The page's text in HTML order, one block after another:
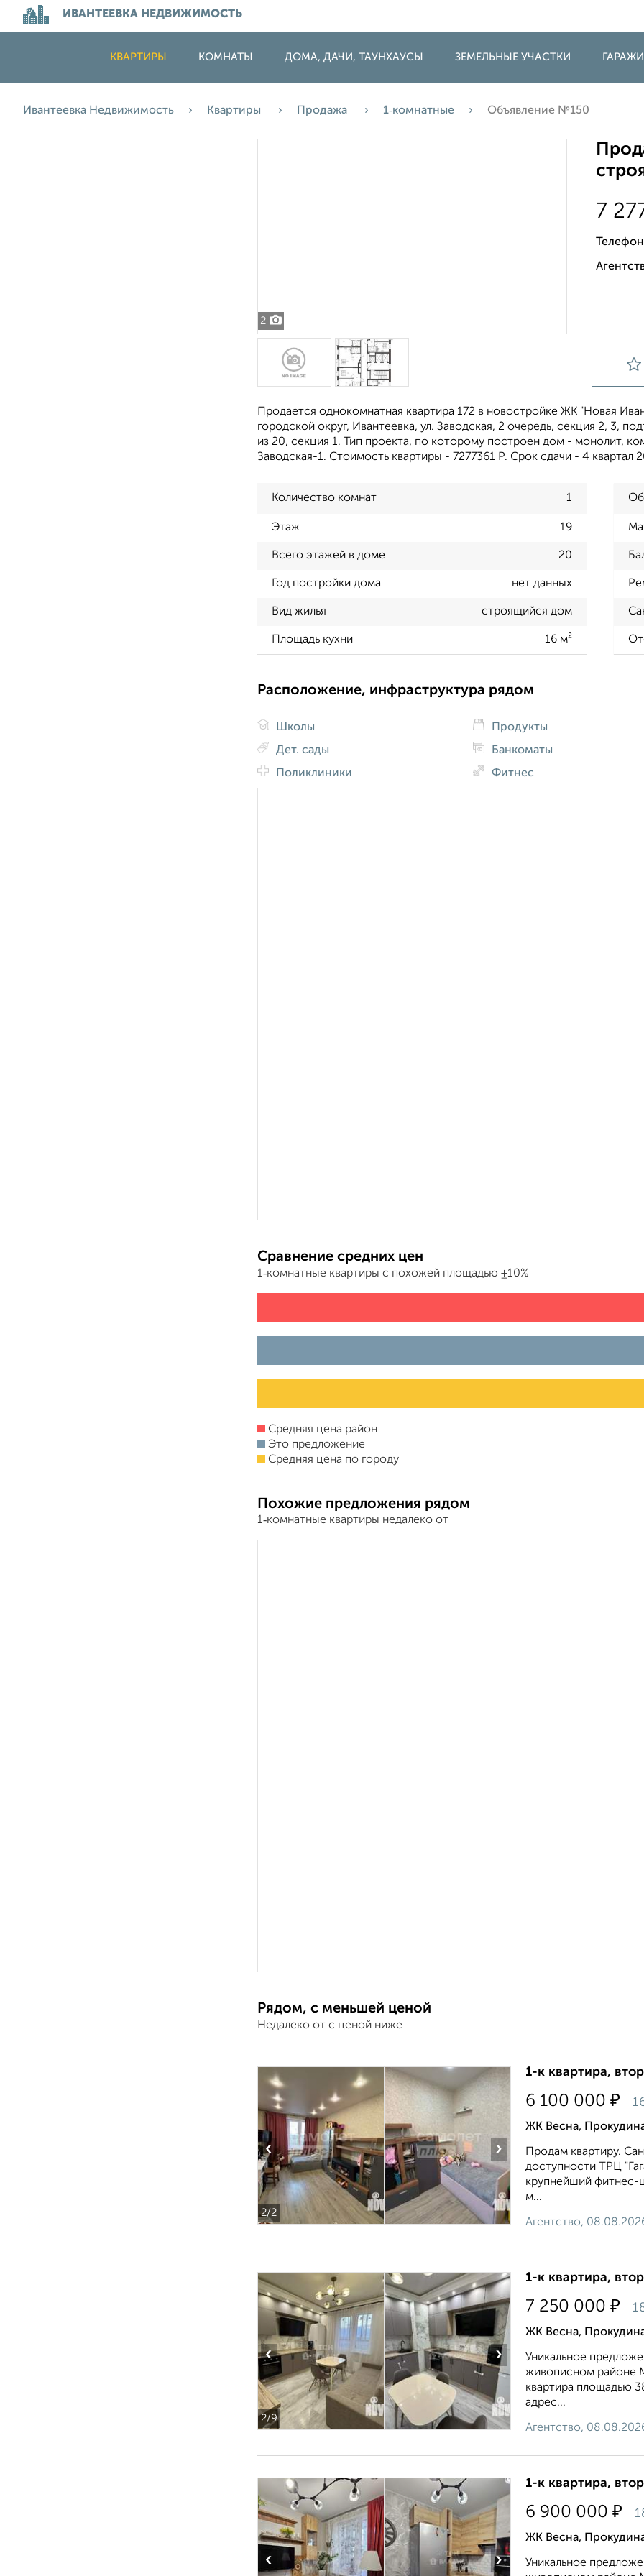
ИВАНТЕЕВКА НЕДВИЖИМОСТЬ
КВАРТИРЫ КОМНАТЫ ДОМА, ДАЧИ, ТАУНХАУСЫ ЗЕМЕЛЬНЫЕ УЧАСТКИ
Ивантеевка Недвижимость Квартиры Продажа 1‑комнатные Объявление №150
2
7
Продается однокомнатная квартира 172 в новостройке ЖК "Новая
городской округ, Ивантеевка, ул. Заводская, 2 очередь, секция 2, 3,
из 20, секция 1. Тип проекта, по которому построен дом - монолит,
Заводская-1. Стоимость квартиры - 7277361 Р. Срок сдачи - 4
Количество комнат 1
Этаж 19
Всего этажей в доме 20
Год постройки дома нет данных
Вид жилья строящийся дом
Площадь кухни 16 м²
Расположение, инфраструктура рядом
Школы
Дет. сады
Поликлиники
Продукты
Банкоматы
Фитнес
Сравнение средних цен
1‑комнатные квартиры с похожей площадью ±10%
Средняя цена район
Это предложение
Средняя цена по городу
Похожие предложения рядом
1‑комнатные квартиры недалеко от
Рядом, с меньшей ценой
Недалеко от с ценой ниже
2/2
‹ ›
1-к квартира,
6 100 000 ₽
ЖК Весна,
Продам квартиру.
доступности ТРЦ
крупнейший фитнес-
м...
Агентство,
2/9
‹ ›
1-к квартира,
7 250 000 ₽
ЖК Весна,
Уникальное
живописном районе
квартира площадью
адрес...
Агентство,
‹ ›
1-к квартира,
6 900 000 ₽
ЖК Весна,
Уникальное